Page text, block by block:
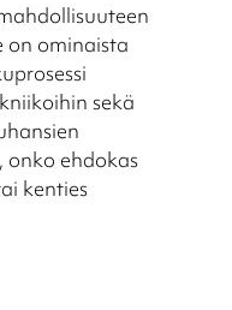
on ominaista
sekä
onko ehdokas
kenties